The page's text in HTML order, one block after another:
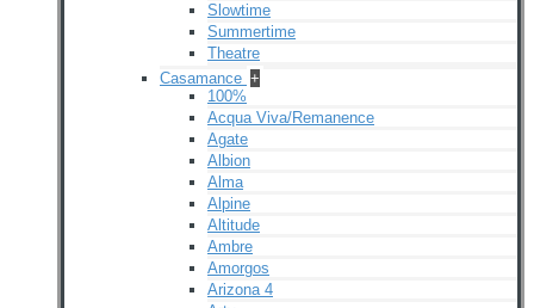
Slowtime
Summertime
Theatre
Casamance +
100%
Acqua Viva/Remanence
Agate
Albion
Alma
Alpine
Altitude
Ambre
Amorgos
Arizona 4